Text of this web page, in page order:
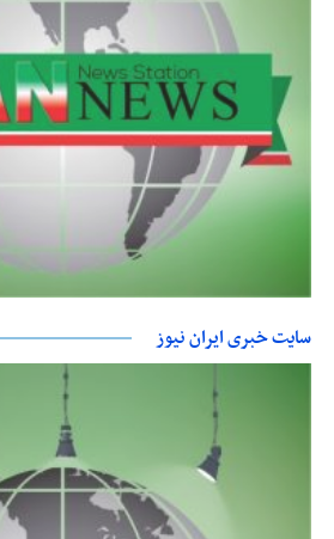
سایت خبری ایران نیوز